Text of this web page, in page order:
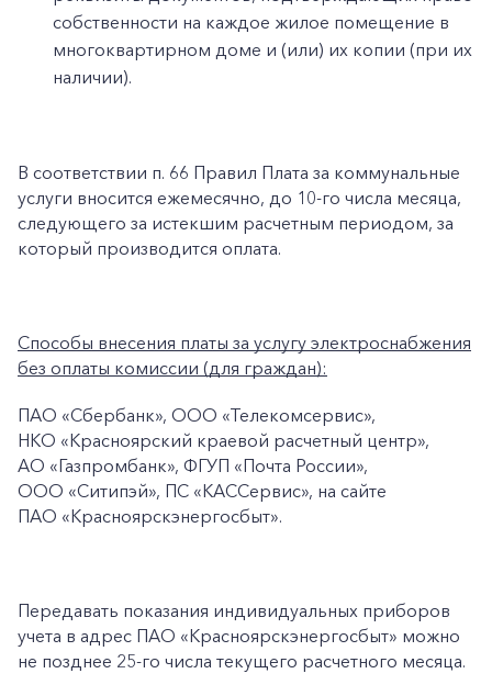
+7-800-700-24-57
Частным клиентам
Корпоративным клиентам
собственности на каждое жилое помещение в
многоквартирном доме и (или) их копии (при их
наличии).
В соответствии п. 66 Правил Плата за коммунальные
услуги вносится ежемесячно, до 10-го числа месяца,
следующего за истекшим расчетным периодом, за
который производится оплата.
Способы внесения платы за услугу электроснабжения
без оплаты комиссии (для граждан):
ПАО «Сбербанк», ООО «Телекомсервис»,
НКО «Красноярский краевой расчетный центр»,
АО «Газпромбанк», ФГУП «Почта России»,
ООО «Ситипэй», ПС «КАССервис», на сайте
ПАО «Красноярскэнергосбыт».
Передавать показания индивидуальных приборов
учета в адрес ПАО «Красноярскэнергосбыт» можно
не позднее 25-го числа текущего расчетного месяца.